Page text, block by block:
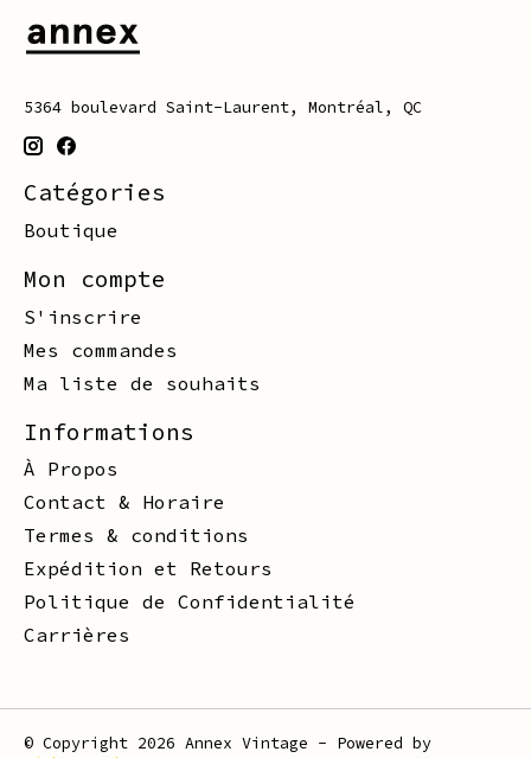
5364 boulevard Saint-Laurent, Montréal, QC
Catégories
Boutique
Mon compte
S'inscrire
Mes commandes
Ma liste de souhaits
Informations
À Propos
Contact & Horaire
Termes & conditions
Expédition et Retours
Politique de Confidentialité
Carrières
© Copyright 2026 Annex Vintage - Powered by